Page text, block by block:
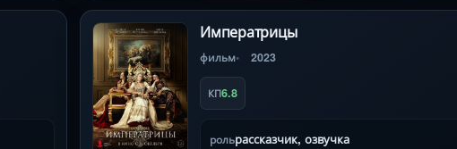
Императрицы
фильм 2023
КП6.8
рольрассказчик, озвучка